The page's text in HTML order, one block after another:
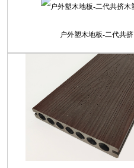
户外塑木地板-二代共挤